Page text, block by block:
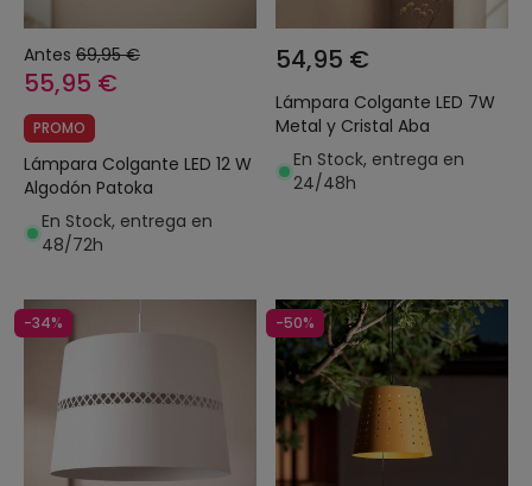
Antes 69,95 €
55,95 €
PROMO
Lámpara Colgante LED 12 W
Algodón Patoka
En Stock, entrega en
48/72h
54,95 €
Lámpara Colgante LED 7W
Metal y Cristal Aba
En Stock, entrega en
24/48h
-34% -50%